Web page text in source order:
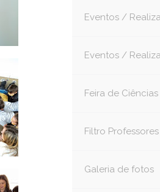
Eventos /
Eventos /
Feira de Ciências
Filtro Professores
Galeria de fotos